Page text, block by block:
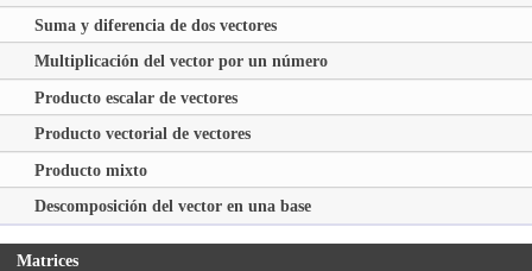
Suma y diferencia de dos vectores
Multiplicación del vector por un número
Producto escalar de vectores
Producto vectorial de vectores
Producto mixto
Descomposición del vector en una base
Matrices